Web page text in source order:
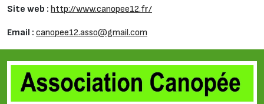
Site web : http://www.canopee12.fr/
Email : canopee12.asso@gmail.com